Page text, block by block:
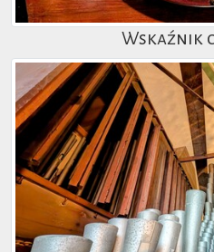
Wskaźnik